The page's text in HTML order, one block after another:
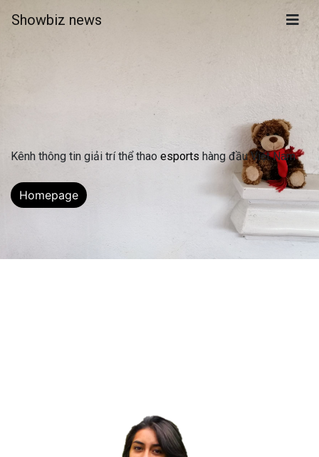
Showbiz news
Kênh thông tin giải trí thể thao esports hàng đầu Việt Nam
Homepage